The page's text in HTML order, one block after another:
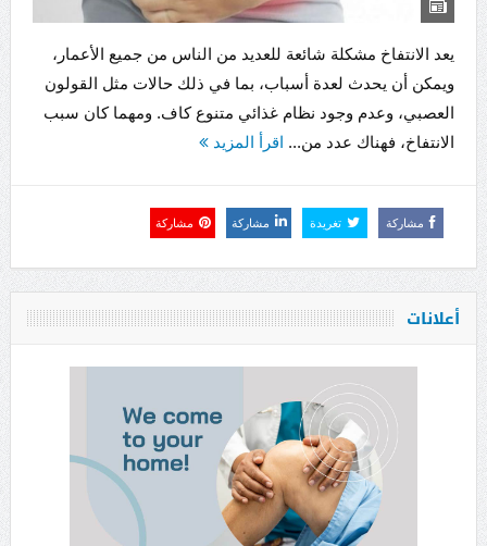
يعد الانتفاخ مشكلة شائعة للعديد من الناس من جميع الأعمار،
ويمكن أن يحدث لعدة أسباب، بما في ذلك حالات مثل القولون
العصبي، وعدم وجود نظام غذائي متنوع كاف. ومهما كان سبب
الانتفاخ، فهناك عدد من... اقرأ المزيد
مشاركة تغريدة مشاركة مشاركة
أعلانات